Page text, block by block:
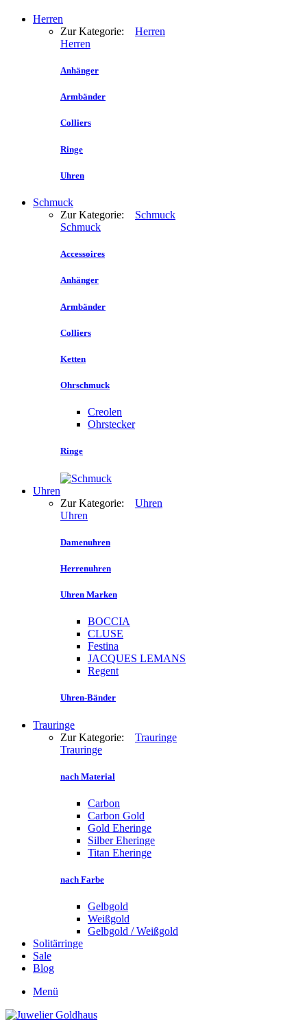
Herren
Zur Kategorie: Herren
Herren
Anhänger
Armbänder
Colliers
Ringe
Uhren
Schmuck
Zur Kategorie: Schmuck
Schmuck
Accessoires
Anhänger
Armbänder
Colliers
Ketten
Ohrschmuck
Creolen
Ohrstecker
Ringe
Uhren
Zur Kategorie: Uhren
Uhren
Damenuhren
Herrenuhren
Uhren Marken
BOCCIA
CLUSE
Festina
JACQUES LEMANS
Regent
Uhren-Bänder
Trauringe
Zur Kategorie: Trauringe
Trauringe
nach Material
Carbon
Carbon Gold
Gold Eheringe
Silber Eheringe
Titan Eheringe
nach Farbe
Gelbgold
Weißgold
Gelbgold / Weißgold
Solitärringe
Sale
Blog
Menü